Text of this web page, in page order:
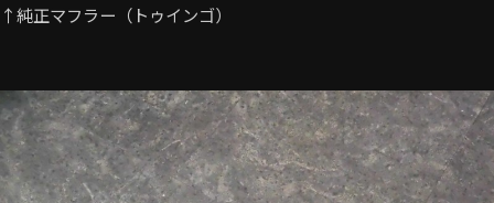
↑純正マフラー（トゥインゴ）